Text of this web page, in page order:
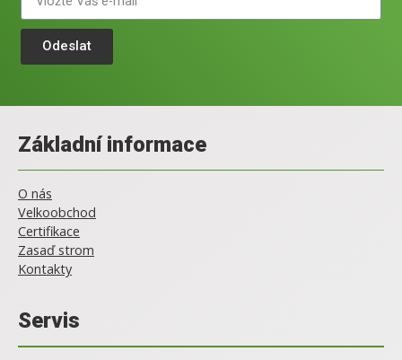
Odeslat
Základní informace
O nás
Velkoobchod
Certifikace
Zasaď strom
Kontakty
Servis